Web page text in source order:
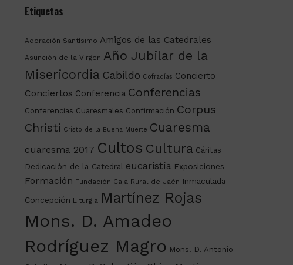
Etiquetas
Adoración Santísimo Amigos de las Catedrales
Asunción de la Virgen Año Jubilar de la
Misericordia Cabildo Cofradías Concierto
Conciertos Conferencia Conferencias
Conferencias Cuaresmales Confirmación Corpus
Christi Cristo de la Buena Muerte Cuaresma
cuaresma 2017 Cultos Cultura Cáritas
Dedicación de la Catedral eucaristía Exposiciones
Formación Fundación Caja Rural de Jaén Inmaculada
Concepción Liturgia Martínez Rojas
Mons. D. Amadeo
Rodríguez Magro Mons. D. Antonio